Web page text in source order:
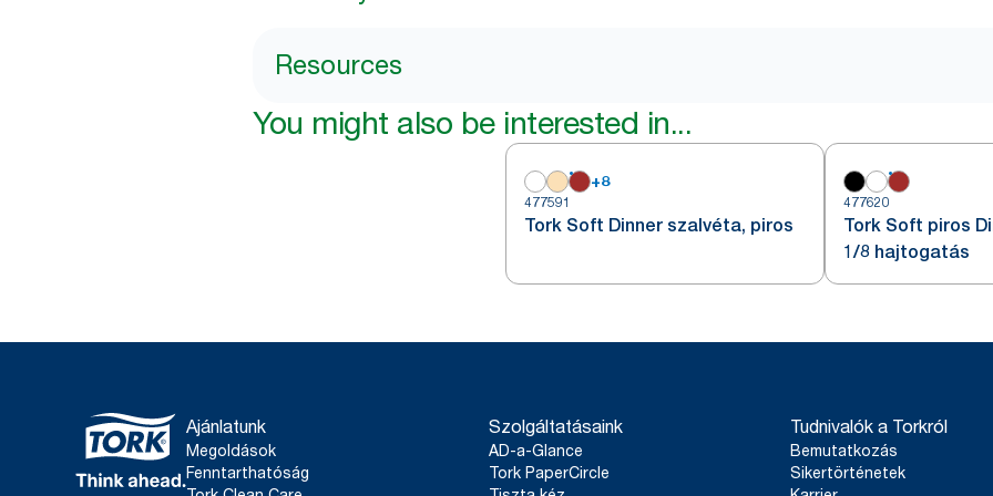
Resources
You might also be interested in...
+8
477591
Tork Soft Dinner szalvéta, piros
477620
Tork Soft piros
1/8 hajtogatás
Ajánlatunk
Megoldások
Fenntarthatóság
Szolgáltatásaink
AD-a-Glance
Tork PaperCircle
Tudnivalók a Torkról
Bemutatkozás
Sikertörténetek